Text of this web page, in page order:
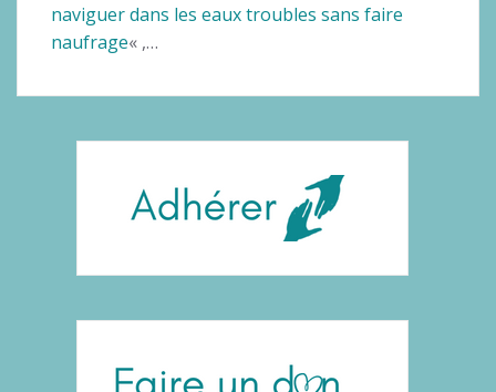
naviguer dans les eaux troubles sans faire
naufrage« ,…